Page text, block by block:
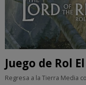
Juego de Rol
Regresa a la Tierra Media